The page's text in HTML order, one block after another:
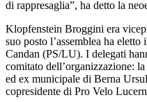
di rappresaglia”, ha detto la
Klopfenstein Broggini era
suo posto l’assemblea ha
Candan (PS/LU). I delegati
comitato dell’organizzazione:
ed ex municipale di Berna
copresidente di Pro Velo